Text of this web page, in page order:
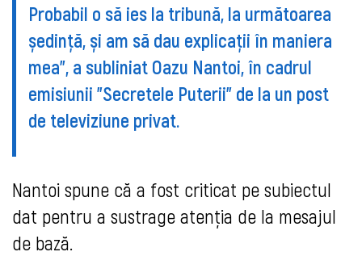
Probabil o să ies la tribună, la următoarea
ședință, și am să dau explicații în maniera
mea", a subliniat Oazu Nantoi, în cadrul
emisiunii "Secretele Puterii" de la un post
de televiziune privat.
Nantoi spune că a fost criticat pe subiectul
dat pentru a sustrage atenția de la mesajul
de bază.